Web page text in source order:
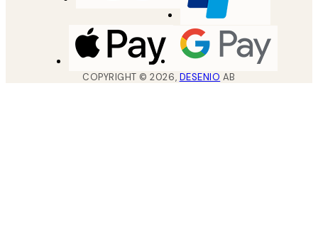
COPYRIGHT ©2026, DESENIO AB